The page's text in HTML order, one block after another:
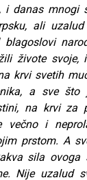
i danas mnogi
ali
blagoslovi
živote svoje,
krvi svetih
a sve što
na krvi za
večno i
prstom. A
sila ovoga
Nije uzalud